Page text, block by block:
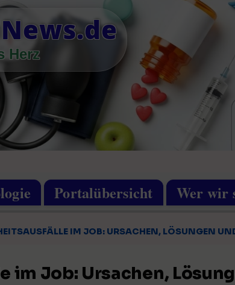
Herz
Portalübersicht Wer wir
IM JOB: URSACHEN, LÖSUNGEN
im Job: Ursachen,